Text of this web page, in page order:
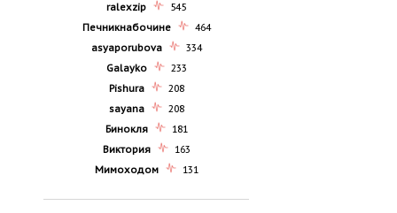
ralexzip
545
Печникнабочине
464
asyaporubova
334
Galayko
233
Pishura
208
sayana
208
Бинокля
181
Виктория
163
Мимоходом
131